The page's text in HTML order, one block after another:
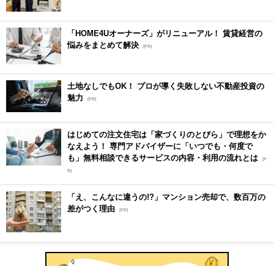
「HOME4Uオーナーズ」がリニューアル！ 賃貸経営の
悩みをまとめて解決 [PR]
土地なしでもOK！ プロが導く失敗しない不動産投資の
魅力
[PR]
はじめての注文住宅は「家づくりのとびら」で理想をか
なえよう！ 専門アドバイザーに「いつでも・何度で
も」無料相談できるサービスの内容・利用の流れとは [P
R]
「え、こんなに違うの!?」マンション売却で、数百万の
差がつく理由 [PR]